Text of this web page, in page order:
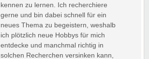
kennen zu lernen. Ich recherchiere
gerne und bin dabei schnell für ein
neues Thema zu begeistern, weshalb
ich plötzlich neue Hobbys für mich
entdecke und manchmal richtig in
solchen Recherchen versinken kann,